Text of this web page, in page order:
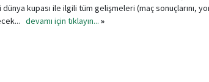
kupası ile ilgili tüm gelişmeleri (maç sonuçlarını,
devamı için tıklayın... »